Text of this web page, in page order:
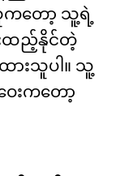
သူကတော့ သူ့ရဲ့
းထည့်နိုင်တဲ့
ားသူပါ။ သူ့
းကတော့